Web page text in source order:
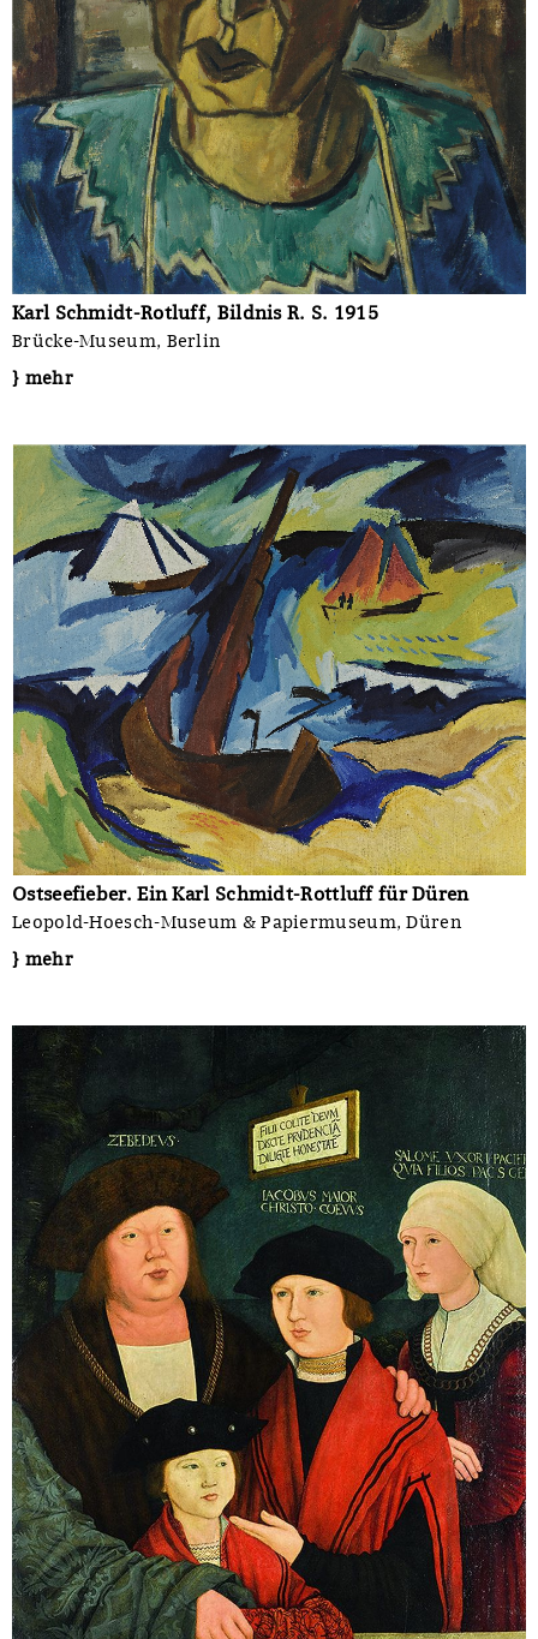
Karl Schmidt-Rotluff, Bildnis R. S. 1915
Brücke-Museum, Berlin
} mehr
Ostseefieber. Ein Karl Schmidt-Rottluff für Düren
Leopold-Hoesch-Museum & Papiermuseum, Düren
} mehr